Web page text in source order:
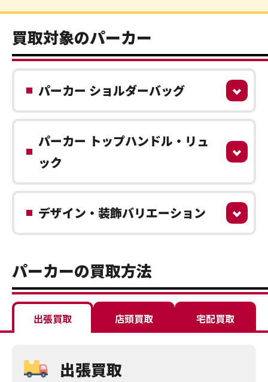
買取対象のパーカー
パーカー ショルダーバッグ
パーカー トップハンドル・リュ
ック
デザイン・装飾バリエーション
パーカーの買取方法
出張買取 店頭買取 宅配買取
出張買取